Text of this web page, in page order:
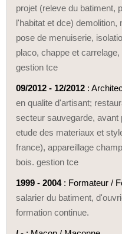
projet (releve du batiment,
l'habitat et dce) demolition,
pose de menuiserie,
placo, chappe et
gestion tce
09/2012 - 12/2012 :
en qualite d'artisant;
secteur sauvegarde, avant
etude des materiaux et
france), appareillage
bois. gestion tce
1999 - 2004: Formateur /
salarier du batiment,
formation continue.